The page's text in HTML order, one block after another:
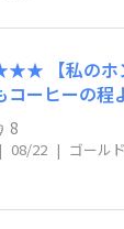
【私のホ
コーヒーの程
す！ 【リピ
クス、リフ
もので
申し訳ござい
8
| 08/22 | ゴール